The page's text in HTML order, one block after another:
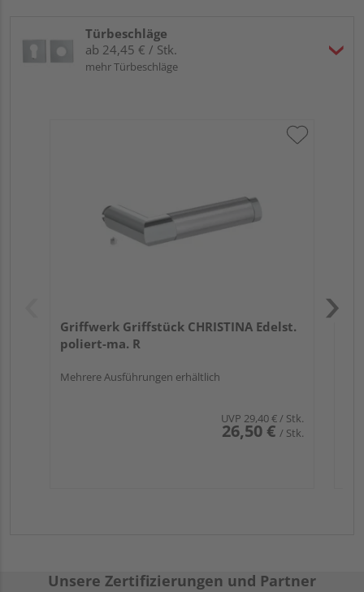
Türbeschläge
ab 24,45 € / Stk.
mehr Türbeschläge
Griffwerk Griffstück CHRISTINA Edelst.
poliert-ma. R
Mehrere Ausführungen erhältlich
UVP 29,40 €/ Stk.
26,50 € / Stk.
Unsere Zertifizierungen und Partner